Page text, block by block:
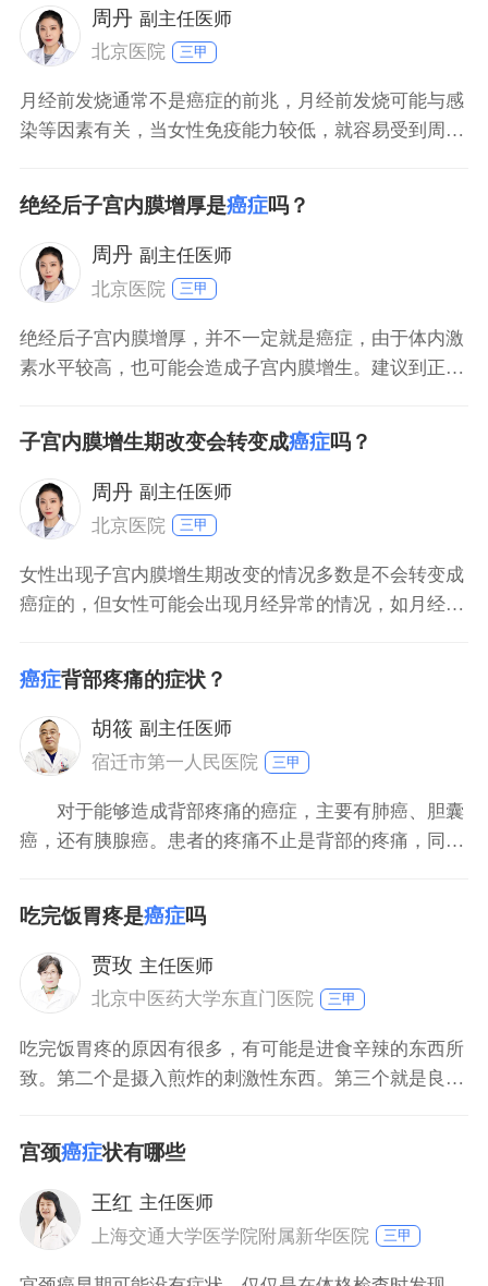
囊肿可能会增大，引起下腹部不适、月经异常等症状。
少数患者会发生癌
周丹 副主任医师
北京医院
三甲
月经前发烧通常不是癌症的前兆，月经前发烧可能与感
染等因素有关，当女性免疫能力较低，就容易受到周围
节中枢，引起发烧等不适症状。而大部分癌症早期的症
状不明显，少部分患者可能存在局部肿块、疼痛等现
象。如果患者反复发烧，应该及时前往医院就诊，平时
还需要多进行体
绝经后子宫内膜增厚是癌症吗？
周丹 副主任医师
北京医院
三甲
绝经后子宫内膜增厚，并不一定就是癌症，由于体内激
素水平较高，也可能会造成子宫内膜增生。建议到正规
放松心情。在日常生活中，注意休息，不要过度劳累，
注意卫生，勤换内裤，注意饮食规律。
子宫内膜增生期改变会转变成癌症吗？
周丹 副主任医师
北京医院
三甲
女性出现子宫内膜增生期改变的情况多数是不会转变成
癌症的，但女性可能会出现月经异常的情况，如月经量
道出血的情况。女性还易出现烦躁不安等情绪。患者需
要在医嘱下给予激素类药物调节，如孕激素类药物、促
排卵药物等，对于严重的患者可以考虑刮宫术、子宫切
除术等。保守
癌症背部疼痛的症状？
胡筱 副主任医师
宿迁市第一人民医院
三甲
对于能够造成背部疼痛的癌症，主要有肺癌、胆囊
癌，还有胰腺癌。患者的疼痛不止是背部的疼痛，同时
痛，一般的止痛药物可能并不会取得比较好的治疗效
果，可能需要采用一些强效的止痛药才可以缓解。疼痛
的程度与患者疾病的发展是有着很大的关系的。可能在
早期的时候，患
吃完饭胃疼是癌症吗
贾玫 主任医师
北京中医药大学东直门医院
三甲
吃完饭胃疼的原因有很多，有可能是进食辛辣的东西所
致。第二个是摄入煎炸的刺激性东西。第三个就是良性
是胃部的恶性疾病，即胃癌，也会出现这种疼痛。所以
这一个症状不能决定诊断，一定要根据病理进行诊断，
还有影像学检查，联合起来才能诊断是什么疾病。
宫颈癌症状有哪些
王红 主任医师
上海交通大学医学院附属新华医院
三甲